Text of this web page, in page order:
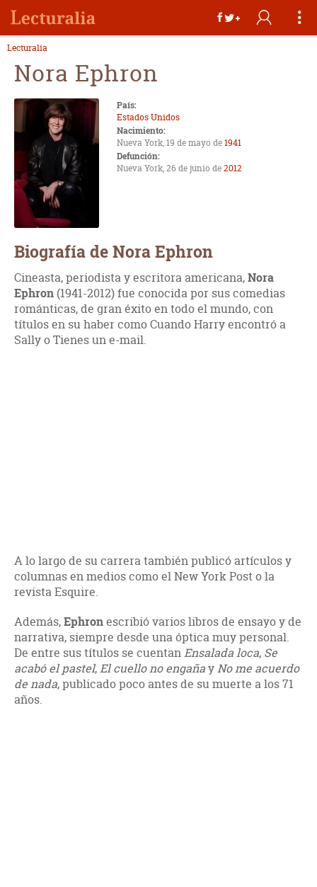
Lecturalia
Nora Ephron
País:
Estados Unidos
Nacimiento:
Nueva York, 19 de mayo de1941
Defunción:
Nueva York, 26 de junio de2012
Biografía de Nora Ephron
Cineasta, periodista y escritora americana,Nora
Ephron (1941-2012) fue conocida por sus comedias
románticas, de gran éxito en todo el mundo, con
títulos en su haber como Cuando Harry encontró a
Sally o Tienes un e-mail.
A lo largo de su carrera también publicó artículos y
columnas en medios como el New York Post o la
revista Esquire.
Además,Ephronescribió varios libros de ensayo y de
narrativa, siempre desde una óptica muy personal.
De entre sus títulos se cuentanEnsalada loca, Se
acabó el pastel,El cuello no engañayNo me acuerdo
de nada, publicado poco antes de su muerte a los 71
años.